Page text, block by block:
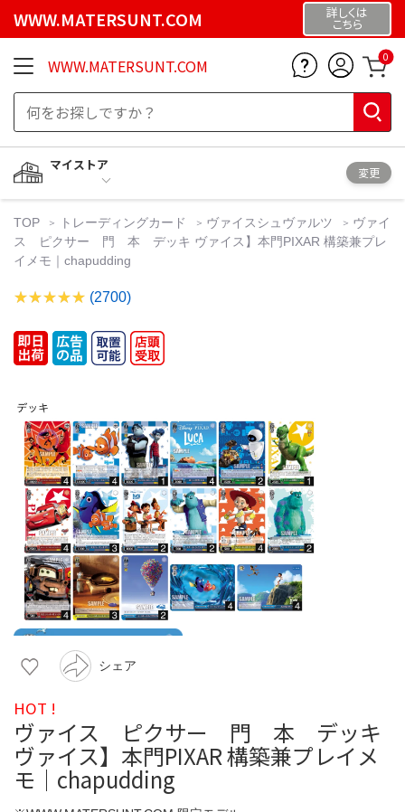
WWW.MATERSUNT.COM 詳しくは
こちら
WWW.MATERSUNT.COM 0
マイストア
変更
TOP トレーディングカード ヴァイスシュヴァルツ
ヴァイ
ス ピクサー 門 本 デッキ ヴァイス】本門PIXAR 構築兼プレ
イメモ｜chapudding
(2700)
シェア
HOT !
ヴァイス ピクサー 門 本 デッキ
ヴァイス】本門PIXAR 構築兼プレイメ
モ｜chapudding